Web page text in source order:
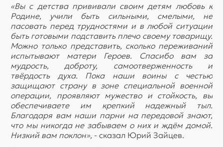
«Вы с детства прививали своим детям любовь к
Родине, учили быть сильными, смелыми, не
пасовать перед трудностями и в любой ситуации
быть готовыми подставить плечо своему товарищу.
Можно только представить, сколько переживаний
испытывают матери Героев. Спасибо вам за
мудрость, доброту, самоотверженность и
твёрдость духа. Пока наши воины с честью
защищают страну в зоне специальной военной
операции, проявляют мужество и стойкость, вы
обеспечиваете им крепкий надежный тыл.
Благодаря вам наши парни на передовой знают,
что мы никогда не забываем о них и ждём домой.
Низкий вам поклон», - сказал Юрий Зайцев.